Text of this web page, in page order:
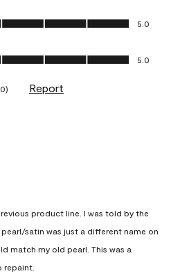
of 5
5.0
out of 5
5.0
0) Report
product line. I was told by the
satin was just a different name on
match my old pearl. This was a
repaint.